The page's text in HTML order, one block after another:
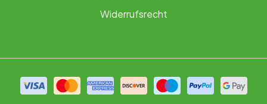
Widerrufsrecht